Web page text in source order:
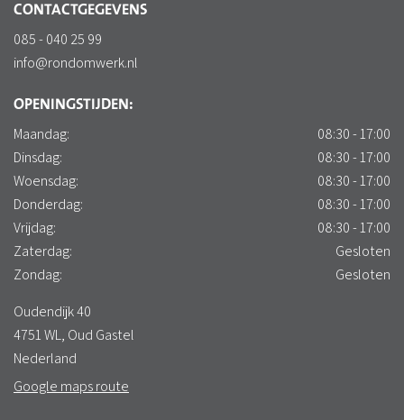
CONTACTGEGEVENS
085 - 040 25 99
info@rondomwerk.nl
OPENINGSTIJDEN:
Maandag:
08:30 - 17:00
Dinsdag:
08:30 - 17:00
Woensdag:
08:30 - 17:00
Donderdag:
08:30 - 17:00
Vrijdag:
08:30 - 17:00
Zaterdag:
Gesloten
Zondag:
Gesloten
Oudendijk 40
4751 WL, Oud Gastel
Nederland
Google maps route